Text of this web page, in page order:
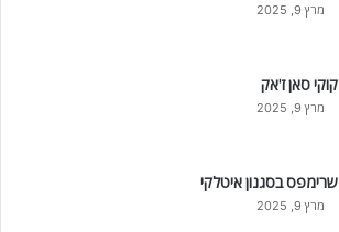
מרץ 9, 2025
קוקי סאן ז'אק
מרץ 9, 2025
שרימפס בסגנון איטלקי
מרץ 9, 2025